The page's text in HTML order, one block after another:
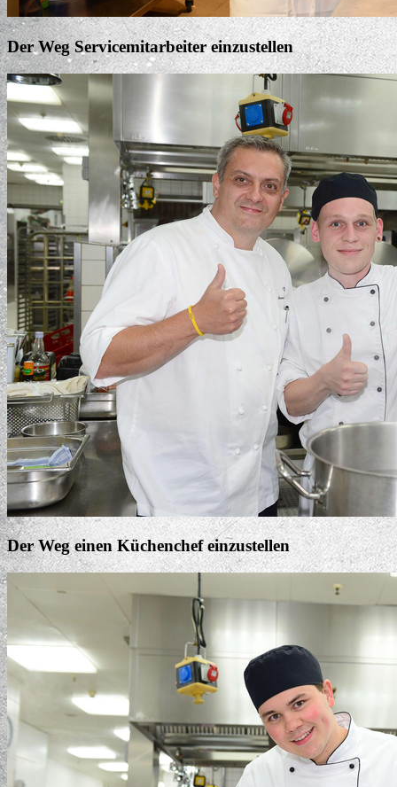
Der Weg Servicemitarbeiter einzustellen
Der Weg einen Küchenchef einzustellen